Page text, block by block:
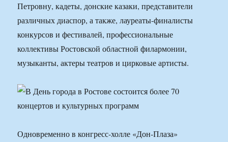
Петровну, кадеты, донские казаки, представители
различных диаспор, а также, лауреаты-финалисты
конкурсов и фестивалей, профессиональные
коллективы Ростовской областной филармонии,
музыканты, актеры театров и цирковые артисты.
Одновременно в конгресс-холле «Дон-Плаза»